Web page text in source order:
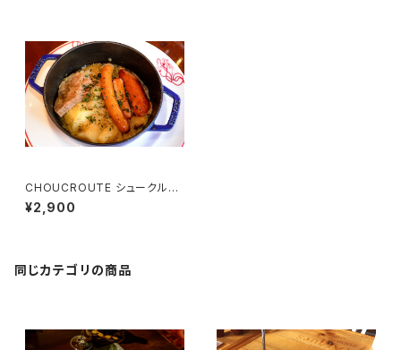
CHOUCROUTE シュークルー
ト （1名様用）
¥2,900
同じカテゴリの商品